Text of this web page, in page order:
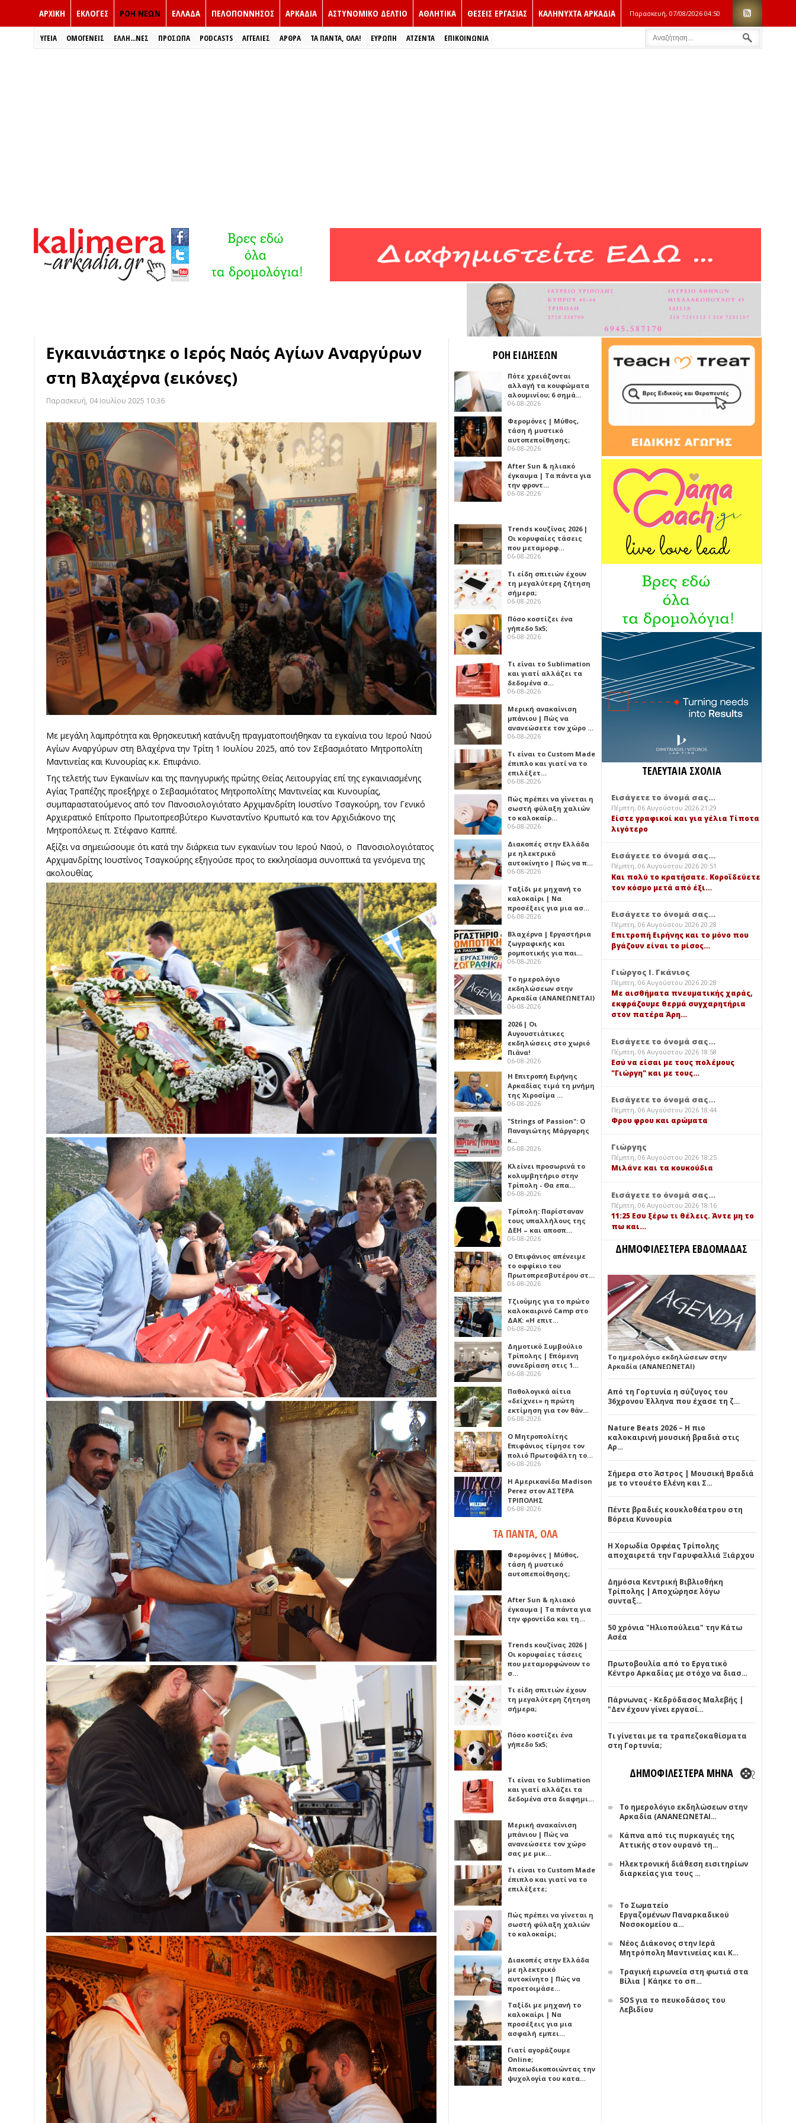
ΑΡΧΙΚΗ ΕΚΛΟΓΈΣ ΡΟΗ ΝΕΩΝ ΕΛΛΑΔΑ ΠΕΛΟΠΟΝΝΗΣΟΣ ΑΡΚΑΔΙΑ ΑΣΤΥΝΟΜΙΚΟ ΔΕΛΤΙΟ ΑΘΛΗΤΙΚΑ ΘΕΣΕΙΣ ΕΡΓΑΣΙΑΣ ΚΑΛΗΝΥΧΤΑ ΑΡΚΑΔΙΑ Παρασκευή, 07/08/2026 04:50
ΥΓΕΙΑ ΟΜΟΓΕΝΕΙΣ ΈΛΛΗ...ΝΕΣ ΠΡΌΣΩΠΑ PODCASTS ΑΓΓΕΛΙΕΣ ΑΡΘΡΑ ΤΑ ΠΑΝΤΑ, ΟΛΑ! ΕΥΡΏΠΗ ΑΤΖΕΝΤΑ ΕΠΙΚΟΙΝΩΝΙΑ
Εγκαινιάστηκε ο Ιερός Ναός Αγίων Αναργύρων
στη Βλαχέρνα (εικόνες)
Παρασκευή, 04 Ιουλίου 2025 10:36
Με μεγάλη λαμπρότητα και θρησκευτική κατάνυξη πραγματοποιήθηκαν τα εγκαίνια του Ιερού Ναού
Αγίων Αναργύρων στη Βλαχέρνα την Τρίτη 1 Ιουλίου 2025, από τον Σεβασμιότατο Μητροπολίτη
Μαντινείας και Κυνουρίας κ.κ. Επιφάνιο.
Της τελετής των Εγκαινίων και της πανηγυρικής πρώτης Θείας Λειτουργίας επί της εγκαινιασμένης
Αγίας Τραπέζης προεξήρχε ο Σεβασμιότατος Μητροπολίτης Μαντινείας και Κυνουρίας,
συμπαραστατούμενος από τον Πανοσιολογιότατο Αρχιμανδρίτη Ιουστίνο Τσαγκούρη, τον Γενικό
Αρχιερατικό Επίτροπο Πρωτοπρεσβύτερο Κωνσταντίνο Κρυπωτό και τον Αρχιδιάκονο της
Μητροπόλεως π. Στέφανο Καππέ.
Αξίζει να σημειώσουμε ότι κατά την διάρκεια των εγκαινίων του Ιερού Ναού, ο Πανοσιολογιότατος
Αρχιμανδρίτης Ιουστίνος Τσαγκούρης εξηγούσε προς το εκκλησίασμα συνοπτικά τα γενόμενα της
ακολουθίας.
ΡΟΗ ΕΙΔΗΣΕΩΝ
Πότε χρειάζονται
αλλαγή τα κουφώματα
αλουμινίου; 6 σημά…
06-08-2026
Φερομόνες | Μύθος,
τάση ή μυστικό
αυτοπεποίθησης;
06-08-2026
After Sun & ηλιακό
έγκαυμα | Τα πάντα για
την φροντ…
06-08-2026
Trends κουζίνας 2026 |
Οι κορυφαίες τάσεις
που μεταμορφ…
06-08-2026
Τι είδη σπιτιών έχουν
τη μεγαλύτερη ζήτηση
σήμερα;
06-08-2026
Πόσο κοστίζει ένα
γήπεδο 5x5;
06-08-2026
Τι είναι το Sublimation
και γιατί αλλάζει τα
δεδομένα σ…
06-08-2026
Μερική ανακαίνιση
μπάνιου | Πώς να
ανανεώσετε τον χώρο …
06-08-2026
Τι είναι το Custom Made
έπιπλο και γιατί να το
επιλέξετ…
06-08-2026
Πώς πρέπει να γίνεται η
σωστή φύλαξη χαλιών
το καλοκαίρ…
06-08-2026
Διακοπές στην Ελλάδα
με ηλεκτρικό
αυτοκίνητο | Πώς να π…
06-08-2026
Ταξίδι με μηχανή το
καλοκαίρι | Να
προσέξεις για μια ασ…
06-08-2026
Βλαχέρνα | Εργαστήρια
ζωγραφικής και
ρομποτικής για παι…
06-08-2026
Το ημερολόγιο
εκδηλώσεων στην
Αρκαδία (ΑΝΑΝΕΩΝΕΤΑΙ)
06-08-2026
2026 | Οι
Αυγουστιάτικες
εκδηλώσεις στο χωριό
Πιάνα!
06-08-2026
Η Επιτροπή Ειρήνης
Αρκαδίας τιμά τη μνήμη
της Χιροσίμα …
06-08-2026
"Strings of Passion": Ο
Παναγιώτης Μάργαρης
κ…
06-08-2026
Κλείνει προσωρινά το
κολυμβητήριο στην
Τρίπολη - Θα επα…
06-08-2026
Τρίπολη: Παρίσταναν
τους υπαλλήλους της
ΔΕΗ – και αποσπ…
06-08-2026
Ο Επιφάνιος απένειμε
το οφφίκιο του
Πρωτοπρεσβυτέρου στ…
06-08-2026
Τζιούμης για το πρώτο
καλοκαιρινό Camp στο
ΔΑΚ: «Η επιτ…
06-08-2026
Δημοτικό Συμβούλιο
Τρίπολης | Επόμενη
συνεδρίαση στις 1…
06-08-2026
Παθολογικά αίτια
«δείχνει» η πρώτη
εκτίμηση για τον θάν…
06-08-2026
Ο Μητροπολίτης
Επιφάνιος τίμησε τον
πολιό Πρωτοψάλτη το…
06-08-2026
Η Αμερικανίδα Madison
Perez στον ΑΣΤΕΡΑ
ΤΡΙΠΟΛΗΣ
06-08-2026
ΤΑ ΠΑΝΤΑ, ΟΛΑ
Φερομόνες | Μύθος,
τάση ή μυστικό
αυτοπεποίθησης;
After Sun & ηλιακό
έγκαυμα | Τα πάντα για
την φροντίδα και τη…
Trends κουζίνας 2026 |
Οι κορυφαίες τάσεις
που μεταμορφώνουν το
σ…
Τι είδη σπιτιών έχουν
τη μεγαλύτερη ζήτηση
σήμερα;
Πόσο κοστίζει ένα
γήπεδο 5x5;
Τι είναι το Sublimation
και γιατί αλλάζει τα
δεδομένα στα διαφημι…
Μερική ανακαίνιση
μπάνιου | Πώς να
ανανεώσετε τον χώρο
σας με μικ…
Τι είναι το Custom Made
έπιπλο και γιατί να το
επιλέξετε;
Πώς πρέπει να γίνεται η
σωστή φύλαξη χαλιών
το καλοκαίρι;
Διακοπές στην Ελλάδα
με ηλεκτρικό
αυτοκίνητο | Πώς να
προετοιμάσε…
Ταξίδι με μηχανή το
καλοκαίρι | Να
προσέξεις για μια
ασφαλή εμπει…
Γιατί αγοράζουμε
Online;
Αποκωδικοποιώντας την
ψυχολογία του κατα…
ΤΕΛΕΥΤΑΙΑ ΣΧΟΛΙΑ
Εισάγετε το όνομά σας...
Πέμπτη, 06 Αυγούστου 2026 21:29
Είστε γραφικοί και για γέλια Τίποτα
λιγότερο
Εισάγετε το όνομά σας...
Πέμπτη, 06 Αυγούστου 2026 20:51
Και πολύ το κρατήσατε. Κοροϊδεύετε
τον κόσμο μετά από έξι…
Εισάγετε το όνομά σας...
Πέμπτη, 06 Αυγούστου 2026 20:28
Επιτροπή Ειρήνης και το μόνο που
βγάζουν είναι το μίσος…
Γιώργος Ι. Γκάνιος
Πέμπτη, 06 Αυγούστου 2026 20:28
Με αισθήματα πνευματικής χαράς,
εκφράζουμε θερμά συγχαρητήρια
στον πατέρα Άρη…
Εισάγετε το όνομά σας...
Πέμπτη, 06 Αυγούστου 2026 18:58
Εσύ να είσαι με τους πολέμους
"Γιώργη" και με τους…
Εισάγετε το όνομά σας...
Πέμπτη, 06 Αυγούστου 2026 18:44
Φρου φρου και αρώματα
Γιώργης
Πέμπτη, 06 Αυγούστου 2026 18:25
Μιλάνε και τα κουκούδια
Εισάγετε το όνομά σας...
Πέμπτη, 06 Αυγούστου 2026 18:16
11:25 Εσυ ξέρω τι θέλεις. Άντε μη το
πω και…
ΔΗΜΟΦΙΛΕΣΤΕΡΑ ΕΒΔΟΜΑΔΑΣ
Το ημερολόγιο εκδηλώσεων στην
Αρκαδία (ΑΝΑΝΕΩΝΕΤΑΙ)
Από τη Γορτυνία η σύζυγος του
36χρονου Έλληνα που έχασε τη ζ…
Nature Beats 2026 – Η πιο
καλοκαιρινή μουσική βραδιά στις
Αρ…
Σήμερα στο Άστρος | Μουσική Βραδιά
με το ντουέτο Ελένη και Σ…
Πέντε βραδιές κουκλοθέατρου στη
Βόρεια Κυνουρία
Η Χορωδία Ορφέας Τρίπολης
αποχαιρετά την Γαρυφαλλιά Ξιάρχου
Δημόσια Κεντρική Βιβλιοθήκη
Τρίπολης | Αποχώρησε λόγω
συνταξ…
50 χρόνια "Ηλιοπούλεια" την Κάτω
Ασέα
Πρωτοβουλία από το Εργατικό
Κέντρο Αρκαδίας με στόχο να διασ…
Πάρνωνας - Κεδρόδασος Μαλεβής |
"Δεν έχουν γίνει εργασί…
Τι γίνεται με τα τραπεζοκαθίσματα
στη Γορτυνία;
ΔΗΜΟΦΙΛΕΣΤΕΡΑ ΜΗΝΑ
Το ημερολόγιο εκδηλώσεων στην
Αρκαδία (ΑΝΑΝΕΩΝΕΤΑΙ…
Κάπνα από τις πυρκαγιές της
Αττικής στον ουρανό τη…
Ηλεκτρονική διάθεση εισιτηρίων
διαρκείας για τους …
Το Σωματείο
Εργαζομένων Παναρκαδικού
Νοσοκομείου α…
Νέος Διάκονος στην Ιερά
Μητρόπολη Μαντινείας και Κ…
Τραγική ειρωνεία στη φωτιά στα
Βίλια | Κάηκε το σπ…
SOS για το πευκοδάσος του
Λεβιδίου